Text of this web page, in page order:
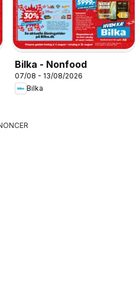
Bilka - Nonfood
07/08 - 13/08/2026
Bilka